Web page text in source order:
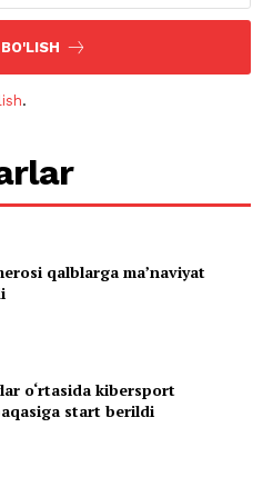
.
qalblarga maʼnaviyat
o‘rtasida kibersport
start berildi